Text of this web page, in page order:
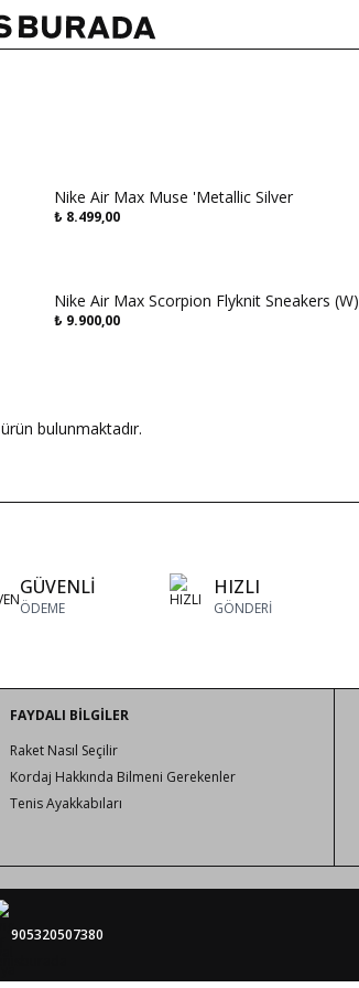
Nike Air Max Muse 'Metallic Silver
₺ 8.499,00
Aynı Gün Kargo
Nike Air Max Scorpion Flyknit Sneakers (W)
₺ 9.900,00
ürün bulunmaktadır.
GÜVENLİ
ÖDEME
HIZLI
GÖNDERİ
FAYDALI BİLGİLER
Raket Nasıl Seçilir
Kordaj Hakkında Bilmeni Gerekenler
Tenis Ayakkabıları
tenisburada
905320507380